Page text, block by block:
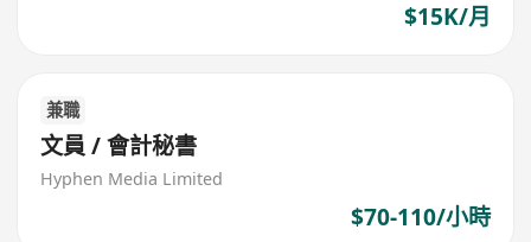
$15K/月
兼職
文員 / 會計秘書
Hyphen Media Limited
$70-110/小時